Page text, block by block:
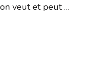
veut et peut …